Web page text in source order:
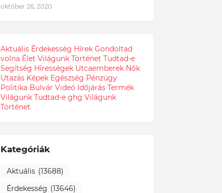
október 26, 2020
Aktuális Érdekesség Hírek Gondoltad
volna Élet Világunk Történet Tudtad-e
Segítség Hírességek Utcaemberek Nők
Utazás Képek Egészség Pénzügy
Politika Bulvár Videó Időjárás Termék
Világunk Tudtad-e ghg Világunk
Történet
Kategóriák
Aktuális (13688)
Érdekesség (13646)